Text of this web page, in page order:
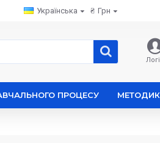
Українська ₴ Грн
ПРОЦЕСУ